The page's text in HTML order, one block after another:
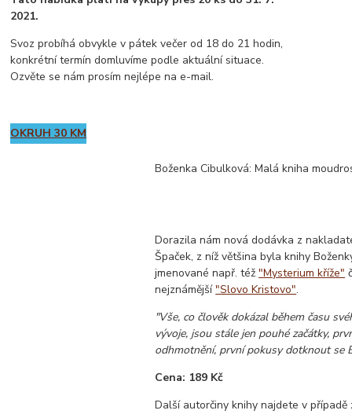
2021.
Svoz probíhá obvykle v pátek večer od 18 do 21 hodin,
konkrétní termín domluvíme podle aktuální situace.
Ozvěte se nám prosím nejlépe na e-mail.
OKRUH 30 KM
Boženka Cibulková: Malá kniha
Dorazila nám nová dodávka z
Špaček, z níž většina byla knihy
jmenované např. též"Mysterium kříže"
nejznámější"Slovo Kristovo".
"Vše, co člověk dokázal během času
vývoje, jsou stále jen pouhé začátky,
odhmotnění, první pokusy dotknout se
Cena: 189 Kč
Další autorčiny knihy najdete v